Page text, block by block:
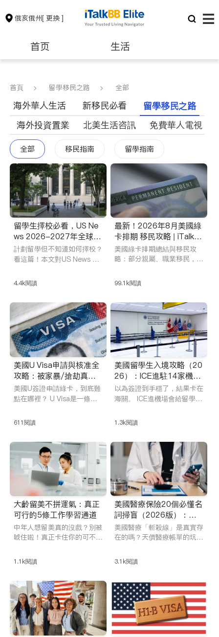
俄亥俄州[ 更换 ]
首页 生活
保險理財 房地產租售
建築裝修 教育
養老 非盈利組織
首頁 > 留學移民之路 > 全部
海外華人生活 新移民必看
留學移民之路
海外投資置業
北美生活咨訊 免費華人電視
全部 移民指南 留學指南
留學生擇校必看，US Ne
ws 2026-2027年全球大
學排名出爐，升學選校最
新參考
計劃留學但不知道如何擇校？
看這篇！本文對US News 大
News作為世界上最具權威
性、公信力和影響力的大學排
名，涵蓋美國、加拿大在內的
全球100個國家的2,250所高
校，為學生及家長提供選校參
考。本文列舉了2026-2027
年度全球排名前100名高校，
以供赴美留學生在擇校之前做
最有效參考。
4.4k閱讀
最新！2026年8月美國綠
卡排期 移民攻略 | iTalkB
B精英
美國綠卡排期總結與移民攻
略：部分親屬、職業移民，投
留學移太漫長，還有什麼移民
種類可以選擇，這篇文章幫您
99.1k閱讀
美國U Visa申請與核准全
攻略：被家暴/搶劫真的
能拿綠卡嗎？別被誤導！
美國U簽證申請綠卡，到底難
點在哪裡？ U Visa是一條面
人道移民路徑，對案件性質、
傷害程度和執法配合都有嚴格
策出發，系統分解U Visa的申
請條件、Supplement B獲取
困難、完整流程與排隊機制，
以及轉綠卡路徑與家屬安排，
幫助你全面了解這條複雜且高
度個案化的申請路線。
611閱讀
美國留學生入境攻略（20
26）：ICE進駐14家機
場，海關會更嚴嗎？
以為簽證到手穩了，結果卡在
海關。 ICE進機場會給留學生
為你仔細捋一遍美國入關流
程、常見問話、材料準備和高
在出發前理清思路，避免在關
鍵環節因為細節問題被放大。
無論是第一次赴美，或是有複
雜身分背景，這份攻略都能幫
你把入境這一步走得更遠。
1.3k閱讀
大齡留美不拼運氣：真正
可行的5條工作學習通道
中年人想留美真的沒戲？別被
唬住啦！真正卡住你的可不是
常見的誤區，全面梳理EB-
3、L-1、E-2、O-1和J-1五
案，重點解析為什麼越來越多
中年人選擇從J-1切入，以及
這條路徑在家庭配置、合法停
留和身份銜接上的簽證或身
份。
1.1k閱讀
美國醫療保險20個必懂名
詞掃盲（2026版）：看
病流程、費用計算、帳單
申訴
美國醫療「斬殺線」是真實存
在的嗎？天價醫療帳單的坑專
BB精英按真實美國看病流
程，從掛號前、就診中到收到
醫療保險中最關鍵、也最容易
被華人誤解的名詞，結合高頻
踩坑場景，幫你在真正需要看
病前，把風險和費用盡量擋在
門外。
3.1k閱讀